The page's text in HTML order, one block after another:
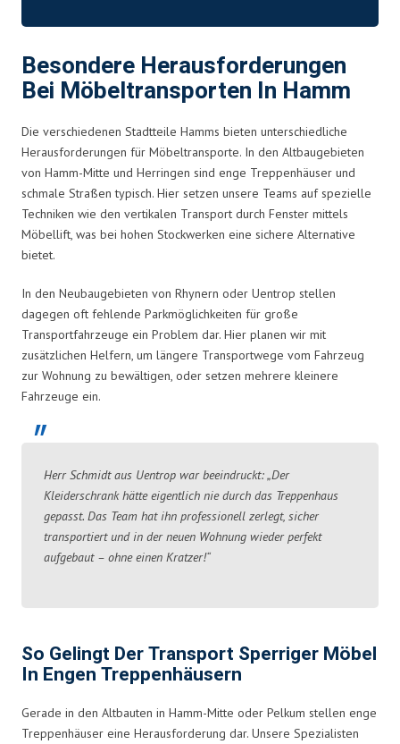
Besondere Herausforderungen
Bei Möbeltransporten In Hamm
Die verschiedenen Stadtteile Hamms bieten unterschiedliche
Herausforderungen für Möbeltransporte. In den Altbaugebieten
von Hamm-Mitte und Herringen sind enge Treppenhäuser und
schmale Straßen typisch. Hier setzen unsere Teams auf spezielle
Techniken wie den vertikalen Transport durch Fenster mittels
Möbellift, was bei hohen Stockwerken eine sichere Alternative
bietet.
In den Neubaugebieten von Rhynern oder Uentrop stellen
dagegen oft fehlende Parkmöglichkeiten für große
Transportfahrzeuge ein Problem dar. Hier planen wir mit
zusätzlichen Helfern, um längere Transportwege vom Fahrzeug
zur Wohnung zu bewältigen, oder setzen mehrere kleinere
Fahrzeuge ein.
Herr Schmidt aus Uentrop war beeindruckt: „Der
Kleiderschrank hätte eigentlich nie durch das Treppenhaus
gepasst. Das Team hat ihn professionell zerlegt, sicher
transportiert und in der neuen Wohnung wieder perfekt
aufgebaut – ohne einen Kratzer!“
So Gelingt Der Transport Sperriger Möbel
In Engen Treppenhäusern
Gerade in den Altbauten in Hamm-Mitte oder Pelkum stellen enge
Treppenhäuser eine Herausforderung dar. Unsere Spezialisten